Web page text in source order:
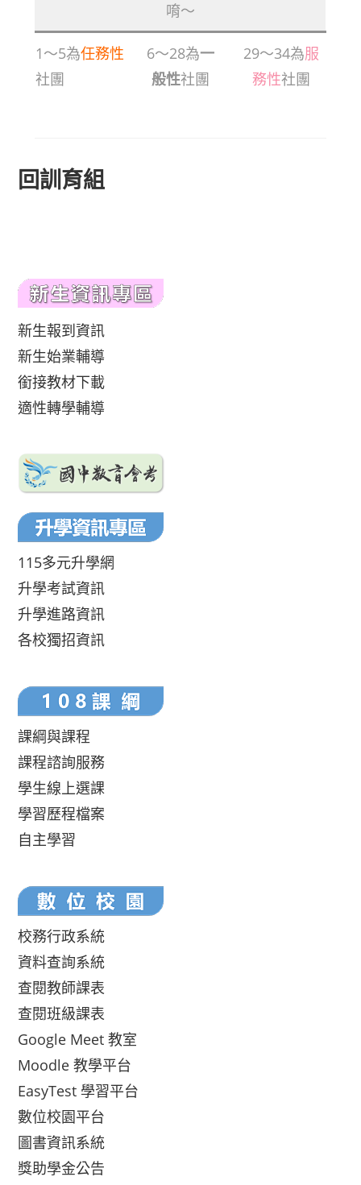
唷～
1～5為任務性
社團
6～28為一
般性社團
29～34為服
務性社團
回訓育組
新生報到資訊
新生始業輔導
銜接教材下載
適性轉學輔導
115多元升學網
升學考試資訊
升學進路資訊
各校獨招資訊
課綱與課程
課程諮詢服務
學生線上選課
學習歷程檔案
自主學習
校務行政系統
資料查詢系統
查閱教師課表
查閱班級課表
Google Meet 教室
Moodle 教學平台
EasyTest 學習平台
數位校園平台
圖書資訊系統
獎助學金公告